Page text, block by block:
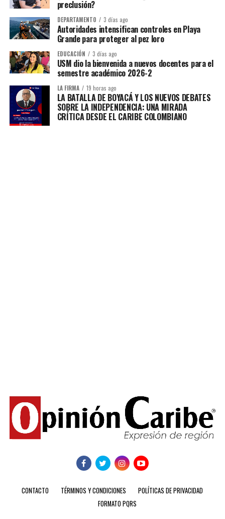
preclusión?
DEPARTAMENTO 3 días ago
Autoridades intensifican controles en Playa
Grande para proteger al pez loro
EDUCACIÓN 3 días ago
USM dio la bienvenida a nuevos docentes para el
semestre académico 2026-2
LA FIRMA 19 horas ago
LA BATALLA DE BOYACÁ Y LOS NUEVOS DEBATES
SOBRE LA INDEPENDENCIA: UNA MIRADA
CRÍTICA DESDE EL CARIBE COLOMBIANO
CONTACTO TÉRMINOS Y CONDICIONES
POLÍTICAS DE PRIVACIDAD
FORMATO PQRS